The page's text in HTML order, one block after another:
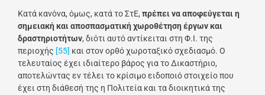
Κατά κανόνα, όμως, κατά το ΣτΕ, πρέπει να αποφεύγεται η
σημειακή και αποσπασματική χωροθέτηση έργων και
δραστηριοτήτων, διότι αυτό αντίκειται στη Φ.Ι. της
περιοχής [55] και στον ορθό χωροταξικό σχεδιασμό. Ο
τελευταίος έχει ιδιαίτερο βάρος για το Δικαστήριο,
αποτελώντας εν τέλει το κρίσιμο ειδοποιό στοιχείο που
έχει στη διάθεσή της η Πολιτεία και τα διοικητικά της